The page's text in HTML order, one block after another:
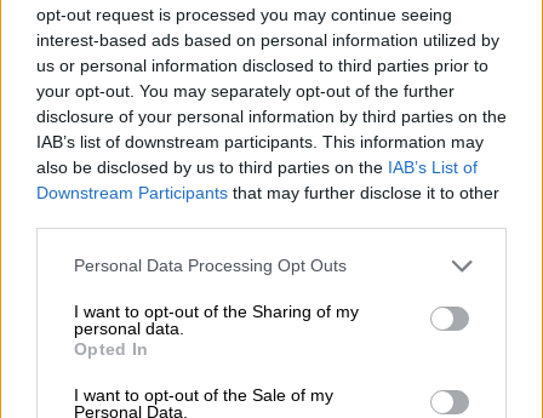
opt-out request is processed you may continue seeing
interest-based ads based on personal information utilized by
us or personal information disclosed to third parties prior to
your opt-out. You may separately opt-out of the further
disclosure of your personal information by third parties on the
IAB’s list of downstream participants. This information may
also be disclosed by us to third parties on the IAB’s List of
Downstream Participants that may further disclose it to other
Please note that this website/app uses one or more Google
not limited to your visit or usage behaviour. You may click to
grant or deny consent to Google and its third-party tags to
use your data for below specified purposes in below Google
consent section.
Personal Data Processing Opt Outs
I want to opt-out of the Sharing of my
personal data.
Opted In
I want to opt-out of the Sale of my
Personal Data.
Πολιτισμός|28.11.2020 20:56
Λειβαδάς: «Για να σωθούμε, πρέπει σαν
δέντρα, να γεννάμε εμείς το οξυγόνο
μας»
Ο ξεχωριστός τραγουδοποιός Κώστας
Λειβαδάς μιλάει στη Σεμίνα Διγενή για το
μαγικό σερφάρισμά του στις μεγάλες
ασχολήθηκε, με όχημα τη νέα του δουλειά,
που κυκλοφορεί αυτές τις μέρες
ΑΛΛΑ #TAGS
Γιάννης Κότσιρας
stand up